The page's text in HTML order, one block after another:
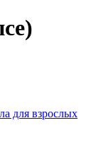
для взрослых